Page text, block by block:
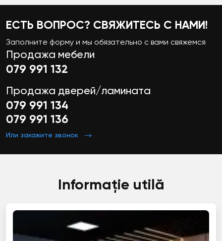
ЕСТЬ ВОПРОС? СВЯЖИТЕСЬ С НАМИ!
Заполните форму и мы обязательно с вами свяжемся
Продажа мебели
079 991 132
Продажа дверей/ламината
079 991 134
079 991 136
Или закажите звонок
Informație utilă